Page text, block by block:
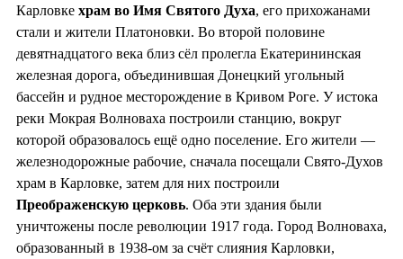
Карловке храм во Имя Святого Духа, его прихожанами
стали и жители Платоновки. Во второй половине
девятнадцатого века близ сёл пролегла Екатерининская
железная дорога, объединившая Донецкий угольный
бассейн и рудное месторождение в Кривом Роге. У истока
реки Мокрая Волноваха построили станцию, вокруг
которой образовалось ещё одно поселение. Его жители —
железнодорожные рабочие, сначала посещали Свято-Духов
храм в Карловке, затем для них построили
Преображенскую церковь. Оба эти здания были
уничтожены после революции 1917 года. Город Волноваха,
образованный в 1938-ом за счёт слияния Карловки,